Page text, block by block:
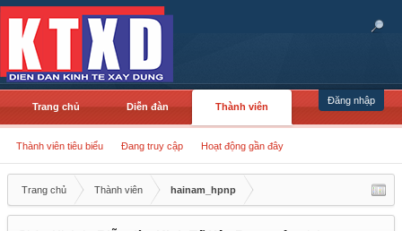
Đăng nhập
Trang chủ Diễn đàn Thành viên
Thành viên tiêu biểu Đang truy cập Hoạt động gần đây
Trang chủ Thành viên hainam_hpnp